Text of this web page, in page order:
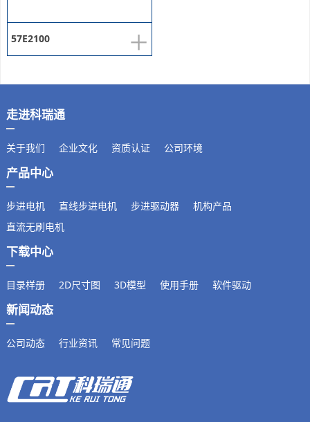
+
57E2100
走进科瑞通
关于我们 企业文化 资质认证 公司环境
产品中心
步进电机 直线步进电机 步进驱动器
机构产品
直流无刷电机
下载中心
目录样册 2D尺寸图 3D模型 使用手册 软件驱动
新闻动态
公司动态 行业资讯 常见问题